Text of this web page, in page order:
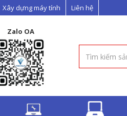
Xây dựng máy tính Liên hệ
Zalo OA